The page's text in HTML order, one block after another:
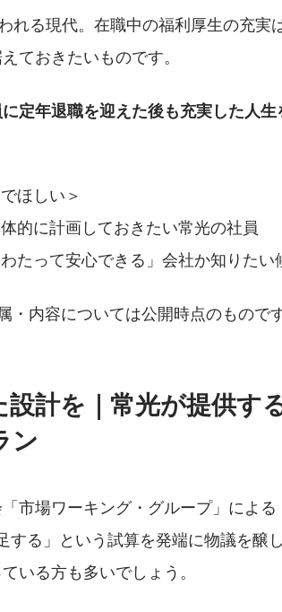
れる現代。在職中の福利厚生の充実
ておきたいものです。
定年退職を迎えた後も充実した人
ほしい＞
的に計画しておきたい常光の社員
たって安心できる」会社か知りたい
・内容については公開時点のものです
計を｜常光が提供す
ン
市場ワーキング・グループ」によ
する」という試算を発端に物議を醸
いる方も多いでしょう。